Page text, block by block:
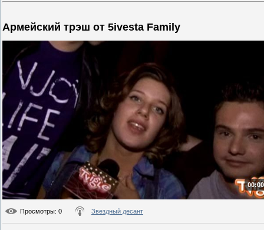
Армейский трэш от 5ivesta Family
Просмотры: 0 Звездный десант